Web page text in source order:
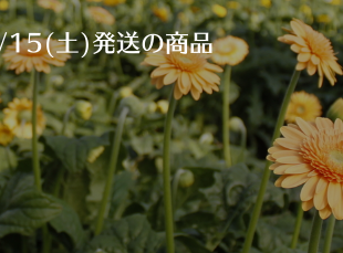
土)発送の商品